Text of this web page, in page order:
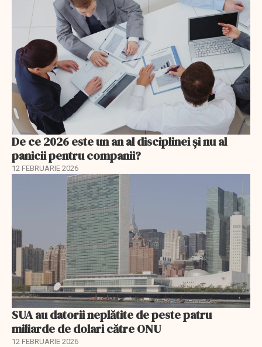
De ce 2026 este un an al disciplinei și nu al
panicii pentru companii?
12 FEBRUARIE 2026
SUA au datorii neplătite de peste patru
miliarde de dolari către ONU
12 FEBRUARIE 2026